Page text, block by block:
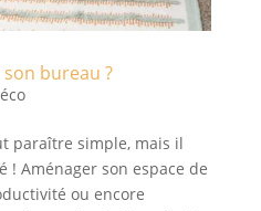
bureau ?
paraître simple, mais il
! Aménager son espace de
ou encore